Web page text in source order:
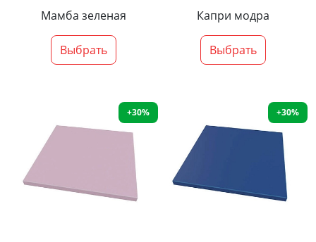
Мамба зеленая
Выбрать
Капри модра
Выбрать
+30% +30%